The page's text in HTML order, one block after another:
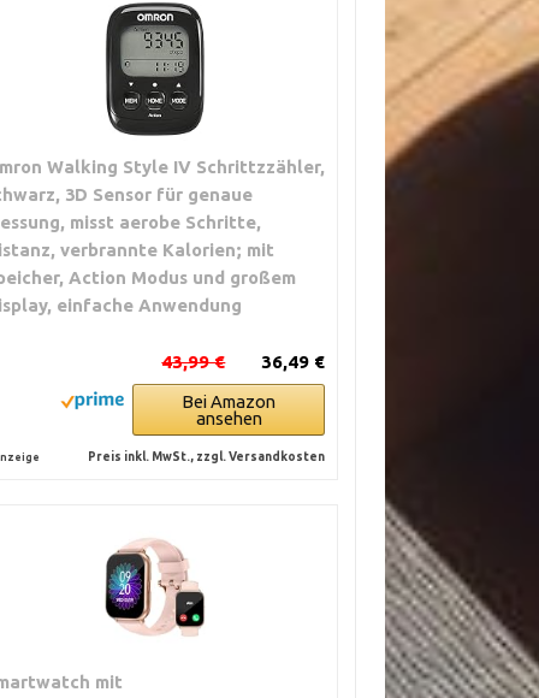
Walking Style IV Schrittzzähler,
3D Sensor für genaue
misst aerobe Schritte,
verbrannte Kalorien; mit
Action Modus und großem
einfache Anwendung
36,49 €
43,99 €
Bei Amazon
ansehen
Preis inkl. MwSt., zzgl. Versandkosten
mit